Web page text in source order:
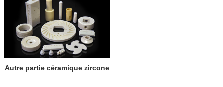
Autre partie céramique zircone